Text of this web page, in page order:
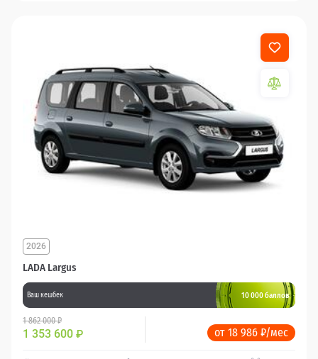
LADA Largus
2026
Ваш кешбек 10 000 баллов
1 862 000 ₽
1 353 600 ₽ от 18 986 ₽/мес